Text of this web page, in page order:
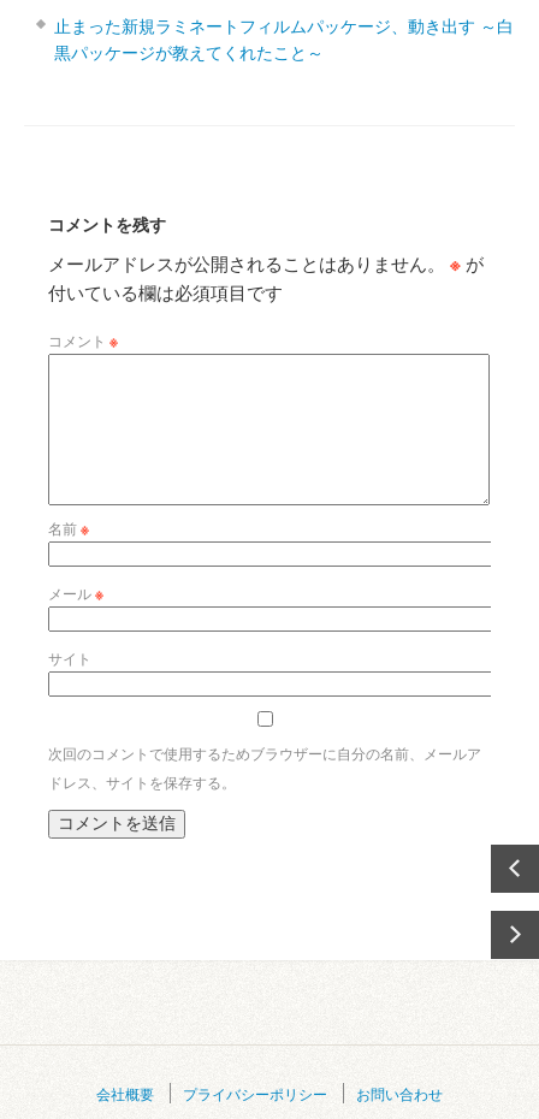
止まった新規ラミネートフィルムパッケージ、動き出す ～白
黒パッケージが教えてくれたこと～
コメントを残す
メールアドレスが公開されることはありません。 ※ が
付いている欄は必須項目です
コメント ※
名前※
メール※
サイト
次回のコメントで使用するためブラウザーに自分の名前、メールア
ドレス、サイトを保存する。
会社概要 プライバシーポリシー
お問い合わせ